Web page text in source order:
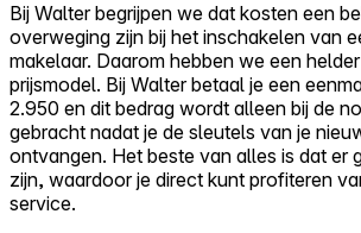
Bij Walter begrijpen we dat kosten een
overweging zijn bij het inschakelen van
makelaar. Daarom hebben we een
prijsmodel. Bij Walter betaal je een
2.950 en dit bedrag wordt alleen bij de
gebracht nadat je de sleutels van je
ontvangen. Het beste van alles is dat er
zijn, waardoor je direct kunt profiteren
service.